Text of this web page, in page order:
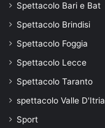
Spettacolo Bari e Bat
Spettacolo Brindisi
Spettacolo Foggia
Spettacolo Lecce
Spettacolo Taranto
spettacolo Valle D'Itria
Sport